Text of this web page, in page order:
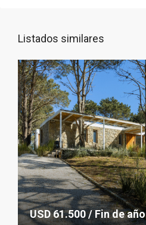
Listados similares
USD 61.500 / Fin de año